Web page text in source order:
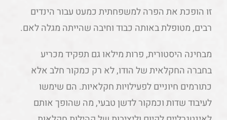
זו הופכת את הפרה למשפחתית כמעט עבור הינדים
רבים, מטופלת באותה כבוד וחיבה שהייתה מגלה לאם.
מבחינה היסטורית, פרות מילאו גם תפקיד מכריע
בחברה החקלאית של הודו, לא רק כמקור חלב אלא
כתורמים חיוניים לפעילויות חקלאיות. הם שימשו
לעיבוד שדות וכמקור לדשן טבעי, מה שהופך אותם